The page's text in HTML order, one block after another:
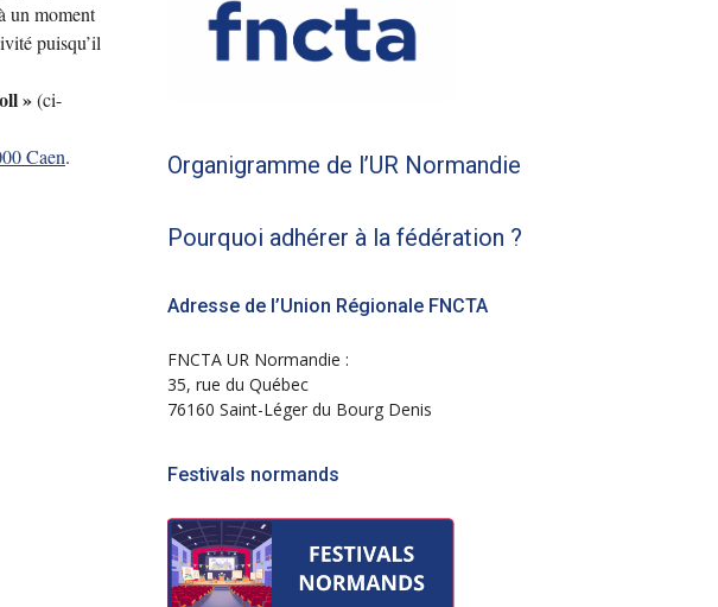
un moment
puisqu’il
»(ci-
Caen.
Organigramme de l’UR Normandie
Pourquoi adhérer à la fédération ?
Adresse de l’Union Régionale FNCTA
FNCTA UR Normandie :
35, rue du Québec
76160 Saint-Léger du Bourg Denis
Festivals normands